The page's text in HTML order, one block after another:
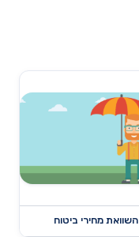
השוואת מחירי ביטוח